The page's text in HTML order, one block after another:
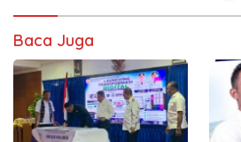
Baca Juga